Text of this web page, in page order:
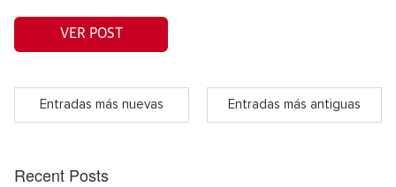
VER POST
Entradas más nuevas Entradas más antiguas
Recent Posts